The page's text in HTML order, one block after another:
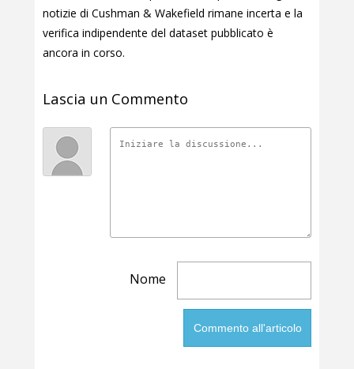
notizie di Cushman & Wakefield rimane incerta e la
verifica indipendente del dataset pubblicato è
ancora in corso.
Lascia un Commento
Nome